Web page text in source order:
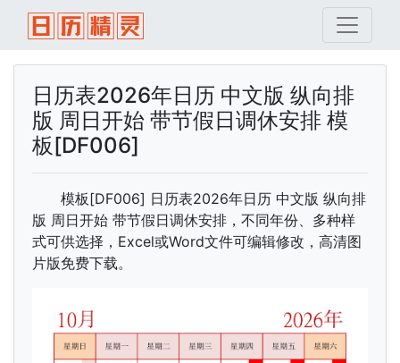
日历表2026年日历 中文版 纵向排
版 周日开始 带节假日调休安排 模
板[DF006]
模板[DF006] 日历表2026年日历 中文版 纵向排
版 周日开始 带节假日调休安排，不同年份、多种样
式可供选择，Excel或Word文件可编辑修改，高清图
片版免费下载。